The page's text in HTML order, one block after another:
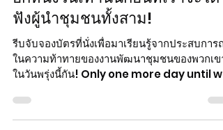
URBAN STUDIES LAB
อีกหนึ่งวันเท่านั้นก่อนที่เราจะได้
ฟังผู้นำชุมชนทั้งสาม!
ในความท้าทายของงานพัฒนาชุมชนของพวกเขา
ในวันพรุ่งนี้​กัน! Only one more day until we